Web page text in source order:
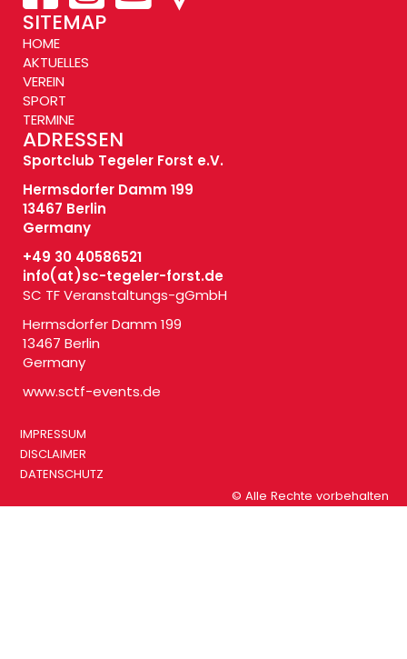
SITEMAP
HOME
AKTUELLES
VEREIN
SPORT
TERMINE
ADRESSEN
Sportclub Tegeler Forst e.V.
Hermsdorfer Damm 199
13467 Berlin
Germany
+49 30 40586521
info(at)sc-tegeler-forst.de
SC TF Veranstaltungs-gGmbH
Hermsdorfer Damm 199
13467 Berlin
Germany
www.sctf-events.de
IMPRESSUM
DISCLAIMER
DATENSCHUTZ
© Alle Rechte vorbehalten